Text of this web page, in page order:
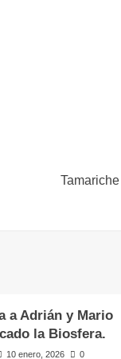
a Adrián y Mario
la Biosfera.
10 enero, 2026 0